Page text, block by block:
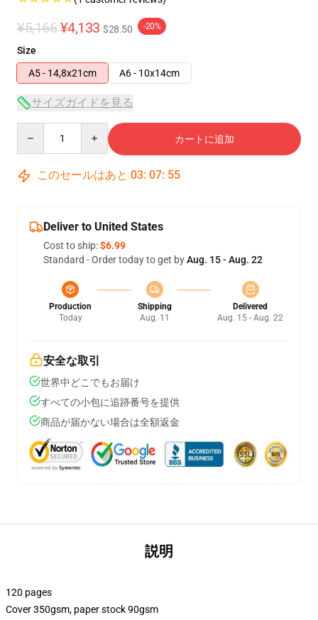
¥5,166 ¥4,133 $28.50 -20%
Size
A5 - 14,8x21cm
A6 - 10x14cm
サイズガイドを見る
カートに追加
このセールはあと 03: 07: 55
Deliver to United States
Cost to ship:$6.99
Standard - Order today to get byAug. 15 - Aug. 22
Production
Today
Shipping
Aug. 11
Delivered
Aug. 15 - Aug. 22
安全な取引
世界中どこでもお届け
すべての小包に追跡番号を提供
商品が届かない場合は全額返金
説明
120 pages
Cover 350gsm, paper stock 90gsm